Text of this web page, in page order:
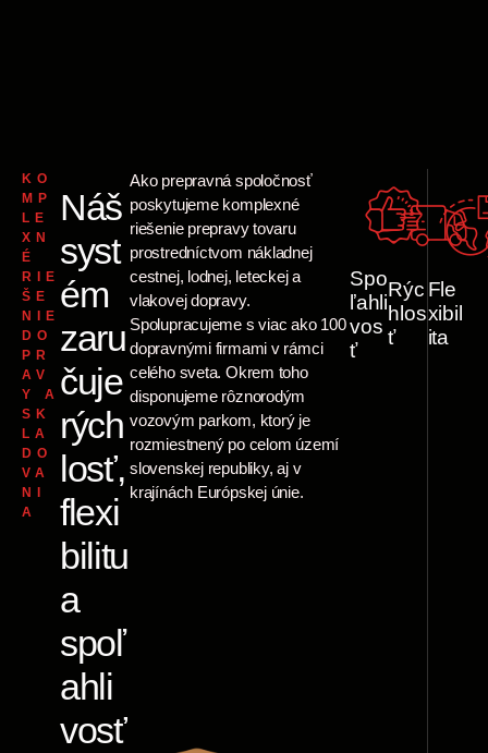
KO
MP
LE
XN
É
RIE
ŠE
NIE
DO
PR
AV
Y A
SK
LA
DO
VA
NI
A
Náš
syst
ém
zaru
čuje
rých
losť,
flexi
bilitu
a
spoľ
ahli
vosť
Ako prepravná spoločnosť
poskytujeme komplexné
riešenie prepravy tovaru
prostredníctvom nákladnej
cestnej, lodnej, leteckej a
vlakovej dopravy.
Spolupracujeme s viac ako 100
dopravnými firmami v rámci
celého sveta. Okrem toho
disponujeme rôznorodým
vozovým parkom, ktorý je
rozmiestnený po celom území
slovenskej republiky, aj v
krajínách Európskej únie.
Spo
ľahli
vos
ť
Rýc
hlos
ť
Fle
xibil
ita